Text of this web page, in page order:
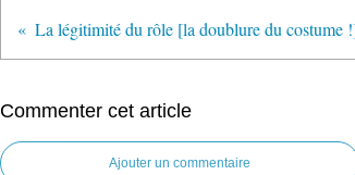
La légitimité du rôle [la doublure du costume
Commenter cet article
Ajouter un commentaire